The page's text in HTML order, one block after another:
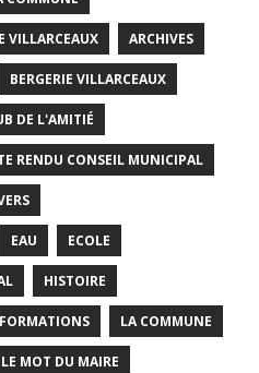
VILLARCEAUX ARCHIVES
BERGERIE VILLARCEAUX
DE L'AMITIÉ
RENDU CONSEIL MUNICIPAL
EAU ECOLE
HISTOIRE
LA COMMUNE
LE MOT DU MAIRE